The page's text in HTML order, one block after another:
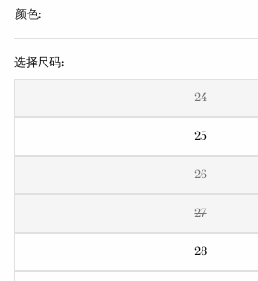
颜色:
选择尺码:
24
25
26
27
28